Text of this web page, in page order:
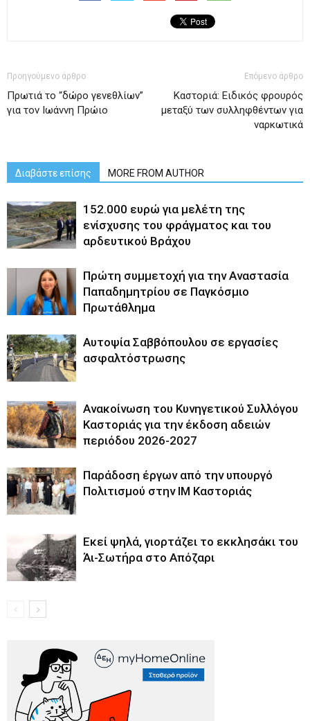
Προηγούμενο άρθρο
Πρωτιά το “δώρο γενεθλίων”
για τον Ιωάννη Πρώιο
Επόμενο άρθρο
Καστοριά: Ειδικός φρουρός
μεταξύ των συλληφθέντων για
ναρκωτικά
Διαβάστε επίσης MORE FROM AUTHOR
152.000 ευρώ για μελέτη της
ενίσχυσης του φράγματος και του
αρδευτικού Βράχου
Πρώτη συμμετοχή για την Αναστασία
Παπαδημητρίου σε Παγκόσμιο
Πρωτάθλημα
Αυτοψία Σαββόπουλου σε εργασίες
ασφαλτόστρωσης
Ανακοίνωση του Κυνηγετικού Συλλόγου
Καστοριάς για την έκδοση αδειών
περιόδου 2026-2027
Παράδοση έργων από την υπουργό
Πολιτισμού στην ΙΜ Καστοριάς
Εκεί ψηλά, γιορτάζει το εκκλησάκι του
Άι-Σωτήρα στο Απόζαρι